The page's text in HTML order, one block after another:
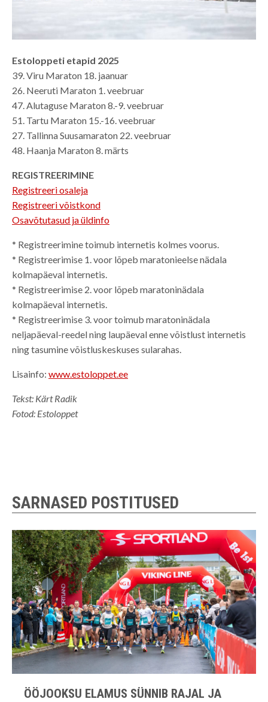
Estoloppeti etapid 2025
39. Viru Maraton 18. jaanuar
26. Neeruti Maraton 1. veebruar
47. Alutaguse Maraton 8.-9. veebruar
51. Tartu Maraton 15.-16. veebruar
27. Tallinna Suusamaraton 22. veebruar
48. Haanja Maraton 8. märts
REGISTREERIMINE
Registreeri osaleja
Registreeri võistkond
Osavõtutasud ja üldinfo
* Registreerimine toimub internetis kolmes voorus.
* Registreerimise 1. voor lõpeb maratonieelse nädala
kolmapäeval internetis.
* Registreerimise 2. voor lõpeb maratoninädala
kolmapäeval internetis.
* Registreerimise 3. voor toimub maratoninädala
neljapäeval-reedel ning laupäeval enne võistlust internetis
ning tasumine võistluskeskuses sularahas.
Lisainfo: www.estoloppet.ee
Tekst: Kärt Radik
Fotod: Estoloppet
SARNASED POSTITUSED
ÖÖJOOKSU ELAMUS SÜNNIB RAJAL JA